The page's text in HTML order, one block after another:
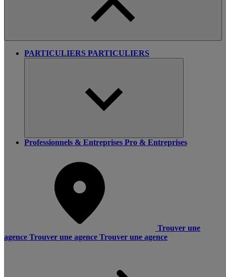
PARTICULIERS PARTICULIERS
Professionnels & Entreprises Pro & Entreprises
Trouver une
agence Trouver une agence Trouver une agence